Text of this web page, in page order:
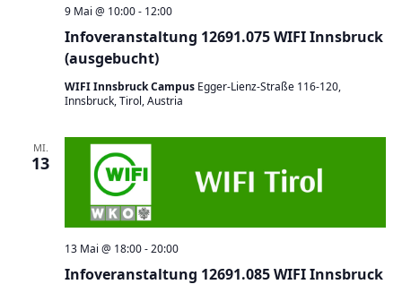
Infoveranstaltung 12691.075 WIFI Innsbruck
(ausgebucht)
9 Mai @ 10:00- 12:00
WIFI Innsbruck Campus Egger-Lienz-Straße 116-120,
Innsbruck, Tirol, Austria
MI.
13
Infoveranstaltung 12691.085 WIFI Innsbruck
13 Mai @ 18:00-20:00